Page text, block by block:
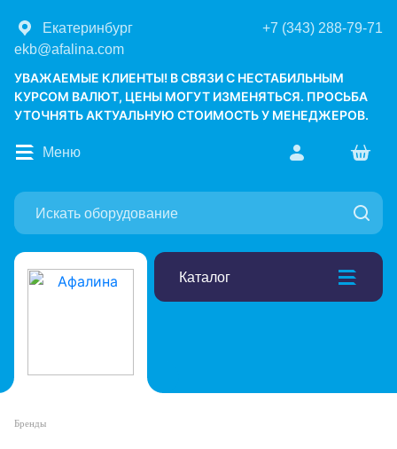
Екатеринбург
+7 (343) 288-79-71
ekb@afalina.com
УВАЖАЕМЫЕ КЛИЕНТЫ! В СВЯЗИ С НЕСТАБИЛЬНЫМ
КУРСОМ ВАЛЮТ, ЦЕНЫ МОГУТ ИЗМЕНЯТЬСЯ. ПРОСЬБА
УТОЧНЯТЬ АКТУАЛЬНУЮ СТОИМОСТЬ У МЕНЕДЖЕРОВ.
Каталог
Меню
Бренды